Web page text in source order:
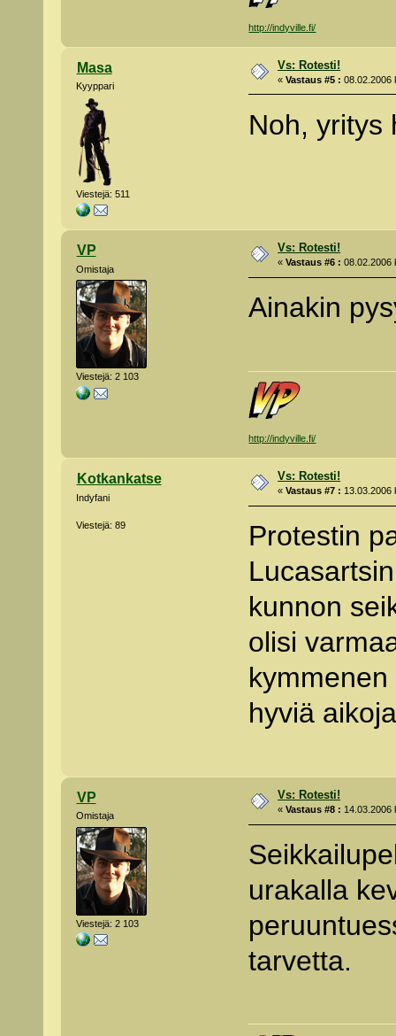
http://indyville.fi/
Masa
Kyyppari
Viestejä: 511
Vs: Rotesti!
«Vastaus #5 : 08.02.2006
Noh,
VP
Omistaja
Viestejä: 2 103
Vs: Rotesti!
«Vastaus #6 : 08.02.2006
Ainakin
http://indyville.fi/
Kotkankatse
Indyfani
Viestejä: 89
Vs: Rotesti!
«Vastaus #7 : 13.03.2006
Protestin
kunnon
olisi
hyviä
VP
Omistaja
Viestejä: 2 103
Vs: Rotesti!
«Vastaus #8 : 14.03.2006
urakalla
tarvetta.